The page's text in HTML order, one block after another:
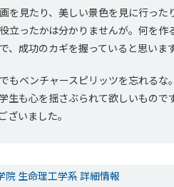
を見たり、美しい景色を見に行った
立ったかは分かりませんが。何を作
成功のカギを握っていると思います
もベンチャースピリッツを忘れるな
生も心を揺さぶられて欲しいもので
いました。
生命理工学系 詳細情報